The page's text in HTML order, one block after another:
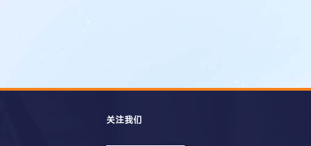
关注我们